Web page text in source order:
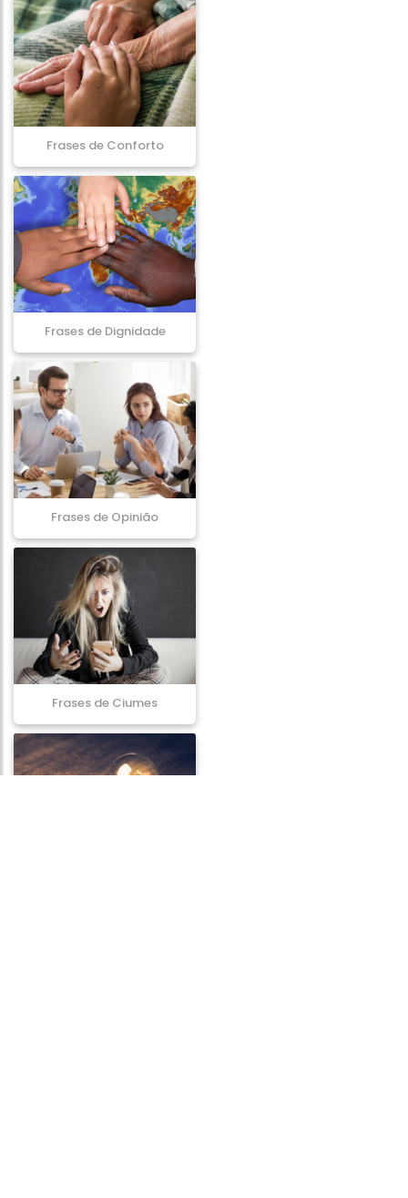
Frases de Conforto
Frases de Dignidade
Frases de Opinião
Frases de Ciumes